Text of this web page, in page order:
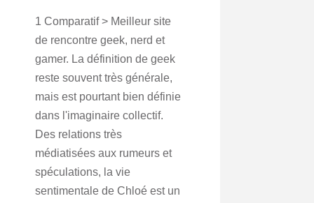
1 Comparatif > Meilleur site
de rencontre geek, nerd et
gamer. La définition de geek
reste souvent très générale,
mais est pourtant bien définie
dans l'imaginaire collectif.
Des relations très
médiatisées aux rumeurs et
spéculations, la vie
sentimentale de Chloé est un